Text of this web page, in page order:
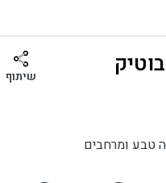
טבע ומרחבים
שיתוף